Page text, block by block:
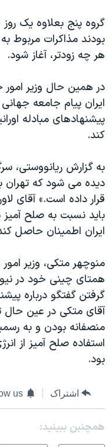
گروه پنج بعلاوه يک روز
بودند مذاکرات مربوط
هر چه زودتر، آغاز شود.
در همين حال وزير امور
ايران پيام جامعه
پيشنهادهای مبادله
کند.
به گزارش ريانووستی،
ديده می شود که تهران
قرار داده است.» آقای
بايد نسبت به صلح
ايران اطمينان حاصل
منوچهر متکی، وزير امور
همتای چينی خود در
گرفتن گفتگو درباره
آقای متکی در عين حال
منصفانه بودن و به
استفاده صلح آميز از
بود.
اشتراک us
همچنبن ببینید: